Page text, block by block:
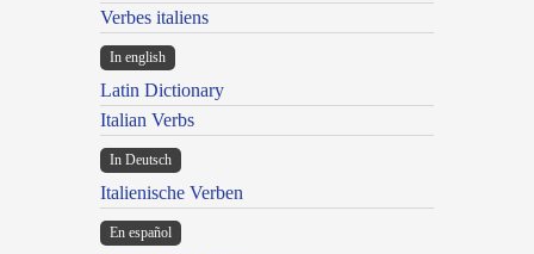
Verbes italiens
In english
Latin Dictionary
Italian Verbs
In Deutsch
Italienische Verben
En español